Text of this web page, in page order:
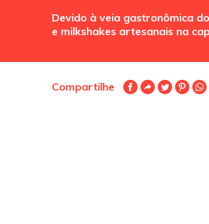
Devido à veia gastronômica
e milkshakes artesanais na
Compartilhe